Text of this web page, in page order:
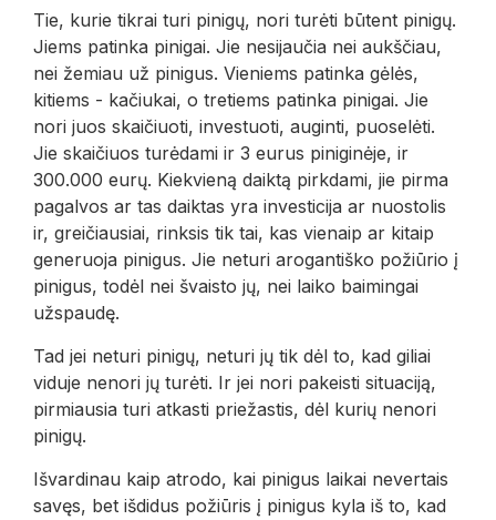
Tie, kurie tikrai turi pinigų, nori turėti būtent pinigų.
Jiems patinka pinigai. Jie nesijaučia nei aukščiau,
nei žemiau už pinigus. Vieniems patinka gėlės,
kitiems - kačiukai, o tretiems patinka pinigai. Jie
nori juos skaičiuoti, investuoti, auginti, puoselėti.
Jie skaičiuos turėdami ir 3 eurus piniginėje, ir
300.000 eurų. Kiekvieną daiktą pirkdami, jie pirma
pagalvos ar tas daiktas yra investicija ar nuostolis
ir, greičiausiai, rinksis tik tai, kas vienaip ar kitaip
generuoja pinigus. Jie neturi arogantiško požiūrio į
pinigus, todėl nei švaisto jų, nei laiko baimingai
užspaudę.
Tad jei neturi pinigų, neturi jų tik dėl to, kad giliai
viduje nenori jų turėti. Ir jei nori pakeisti situaciją,
pirmiausia turi atkasti priežastis, dėl kurių nenori
pinigų.
Išvardinau kaip atrodo, kai pinigus laikai nevertais
savęs, bet išdidus požiūris į pinigus kyla iš to, kad